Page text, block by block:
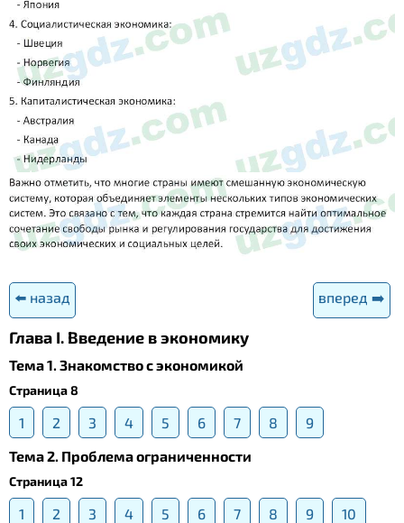
⬅️ назад вперед ➡️
Глава I. Введение в экономику
Тема 1. Знакомство с экономикой
Страница 8
1 2 3 4 5 6 7 8
9
Тема 2. Проблема ограниченности
Страница 12
1 2 3 4 5 6 7 8 9
10